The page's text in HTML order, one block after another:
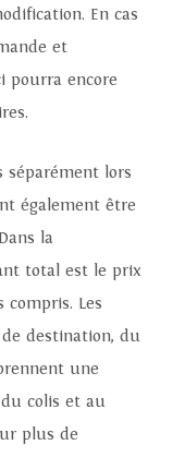
En cas
et
pourra encore
séparément lors
également être
la
total est le prix
Les
destination, du
une
colis et au
plus de